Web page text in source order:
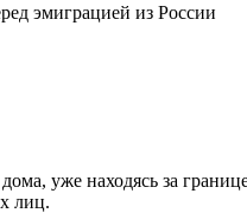
уже находясь за
лиц.